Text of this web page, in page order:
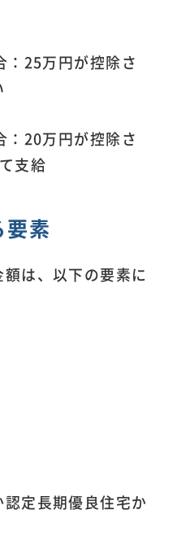
：25万円が控除さ
：20万円が控除さ
支給
素
は、以下の要素に
定長期優良住宅か